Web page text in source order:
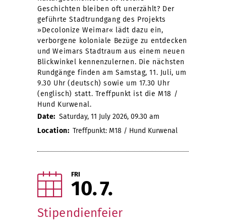
Geschichten bleiben oft unerzählt? Der
geführte Stadtrundgang des Projekts
»Decolonize Weimar« lädt dazu ein,
verborgene koloniale Bezüge zu entdecken
und Weimars Stadtraum aus einem neuen
Blickwinkel kennenzulernen. Die nächsten
Rundgänge finden am Samstag, 11. Juli, um
9.30 Uhr (deutsch) sowie um 17.30 Uhr
(englisch) statt. Treffpunkt ist die M18 /
Hund Kurwenal.
Date: Saturday, 11 July 2026, 09.30 am
Location: Treffpunkt: M18 / Hund Kurwenal
FRI
10 7
Stipendienfeier